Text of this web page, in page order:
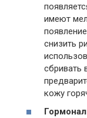
имеют
снизить
сбривать
кожу